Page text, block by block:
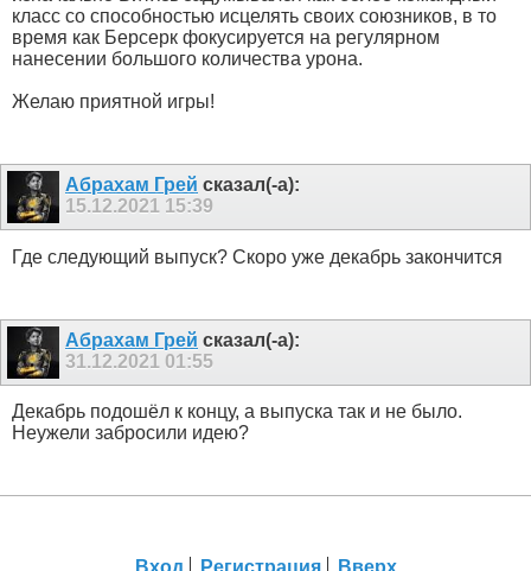
класс со способностью исцелять своих союзников, в то
время как Берсерк фокусируется на регулярном
нанесении большого количества урона.
Желаю приятной игры!
Абрахам Грей сказал(-а):
15.12.2021 15:39
Где следующий выпуск? Скоро уже декабрь закончится
Абрахам Грей сказал(-а):
31.12.2021 01:55
Декабрь подошёл к концу, а выпуска так и не было.
Неужели забросили идею?